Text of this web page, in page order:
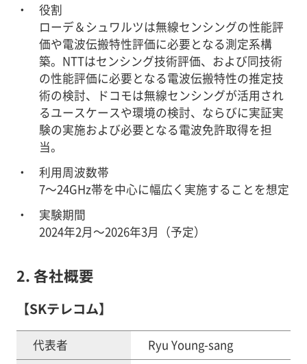
役割
ローデ＆シュワルツは無線センシングの性能評
価や電波伝搬特性評価に必要となる測定系構
築。NTTはセンシング技術評価、および同技術
の性能評価に必要となる電波伝搬特性の推定技
術の検討、ドコモは無線センシングが活用され
るユースケースや環境の検討、ならびに実証実
験の実施および必要となる電波免許取得を担
当。
利用周波数帯
7～24GHz帯を中心に幅広く実施することを想定
実験期間
2024年2月～2026年3月（予定）
2. 各社概要
【SKテレコム】
代表者
Ryu Young-sang